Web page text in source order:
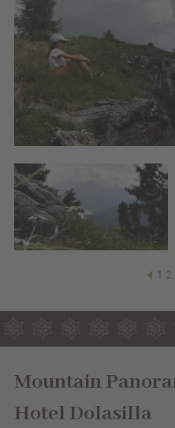
1 2
Mountain
Hotel Dolasilla